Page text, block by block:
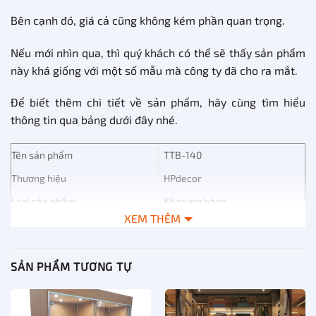
Bên cạnh đó, giá cả cũng không kém phần quan trọng.
Nếu mới nhìn qua, thì quý khách có thể sẽ thấy sản phẩm
này khá giống với một số mẫu mà công ty đã cho ra mắt.
Để biết thêm chi tiết về sản phẩm, hãy cùng tìm hiểu
thông tin qua bảng dưới đây nhé.
Tên sản phẩm
TTB-140
Thương hiệu
HPdecor
Loại sản phẩm
Kệ trưng hàng
Phun sơn hoặc thiết kế theo
Thiết kế
Thanh toán mua hàng
Chuyển khoản hoặc tiền mặt
XEM THÊM
SẢN PHẨM TƯƠNG TỰ